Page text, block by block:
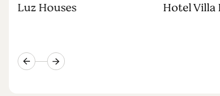
Luz Houses Hotel Villa